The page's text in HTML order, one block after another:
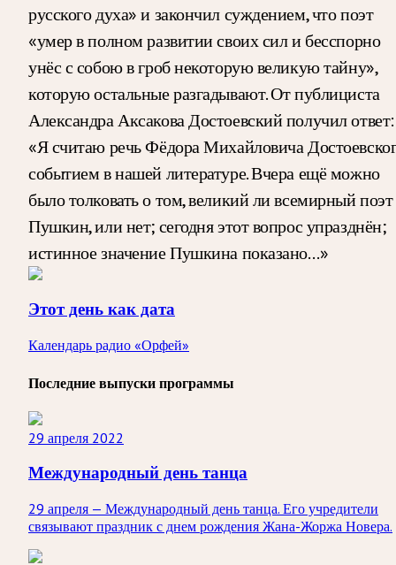
русского духа» и закончил суждением, что поэт
«умер в полном развитии своих сил и бесспорно
унёс с собою в гроб некоторую великую тайну»,
которую остальные разгадывают. От публициста
Александра Аксакова Достоевский получил ответ:
«Я считаю речь Фёдора Михайловича
событием в нашей литературе. Вчера ещё можно
было толковать о том, великий ли всемирный поэт
Пушкин, или нет; сегодня этот вопрос упразднён;
истинное значение Пушкина показано…»
Этот день как дата
Календарь радио «Орфей»
Последние выпуски программы
29 апреля 2022
Международный день танца
29 апреля — Международный день танца. Его учредители
связывают праздник с днем рождения Жана-Жоржа Новера.